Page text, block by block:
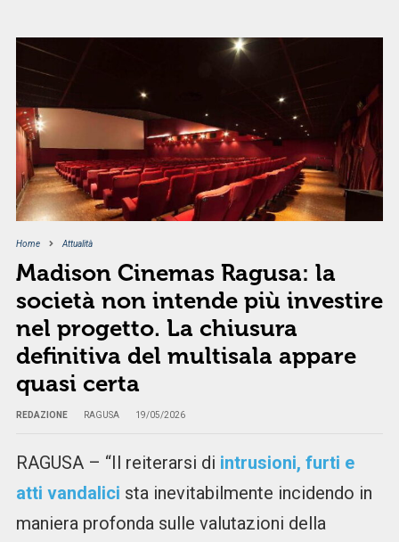
Home Attualità
Madison Cinemas Ragusa: la
società non intende più investire
nel progetto. La chiusura
definitiva del multisala appare
quasi certa
REDAZIONE RAGUSA 19/05/2026
RAGUSA – “Il reiterarsi di intrusioni, furti e
atti vandalici sta inevitabilmente incidendo in
maniera profonda sulle valutazioni della